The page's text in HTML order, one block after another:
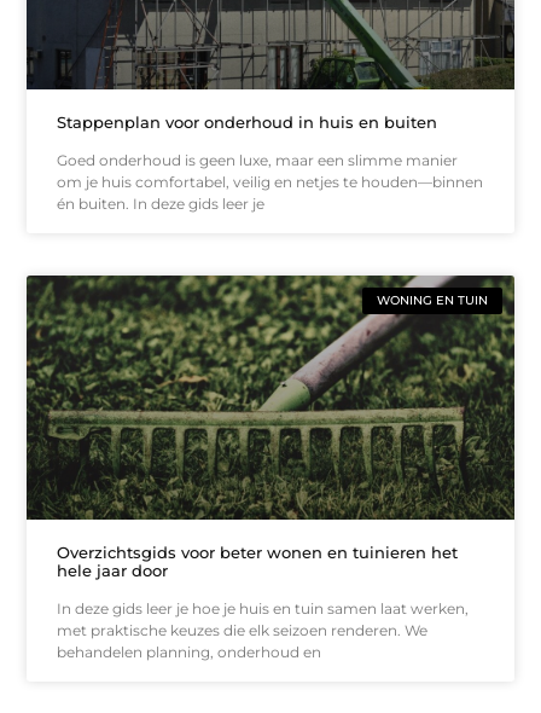
Stappenplan voor onderhoud in huis en buiten
Goed onderhoud is geen luxe, maar een slimme manier
om je huis comfortabel, veilig en netjes te houden—binnen
én buiten. In deze gids leer je
WONING EN TUIN
Overzichtsgids voor beter wonen en tuinieren het
hele jaar door
In deze gids leer je hoe je huis en tuin samen laat werken,
met praktische keuzes die elk seizoen renderen. We
behandelen planning, onderhoud en